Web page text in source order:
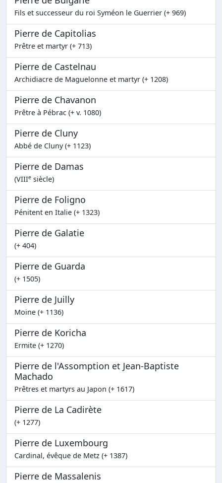
Fils et successeur du roi Syméon le Guerrier (+ 969)
Pierre de Capitolias
Prêtre et martyr (+ 713)
Pierre de Castelnau
Archidiacre de Maguelonne et martyr (+ 1208)
Pierre de Chavanon
Prêtre à Pébrac (+ v. 1080)
Pierre de Cluny
Abbé de Cluny (+ 1123)
Pierre de Damas
(VIIIe siècle)
Pierre de Foligno
Pénitent en Italie (+ 1323)
Pierre de Galatie
(+ 404)
Pierre de Guarda
(+ 1505)
Pierre de Juilly
Moine (+ 1136)
Pierre de Koricha
Ermite (+ 1270)
Pierre de l'Assomption et Jean-Baptiste
Machado
Prêtres et martyrs au Japon (+ 1617)
Pierre de La Cadirète
(+ 1277)
Pierre de Luxembourg
Cardinal, évêque de Metz (+ 1387)
Pierre de Massalenis